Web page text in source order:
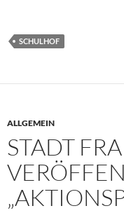
SCHULHOF
ALLGEMEIN
STADT